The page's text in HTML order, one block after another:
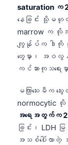
saturation က
နေခြင်း သို့မဟု
marrow က လို
ကျွန်ုပ်က ဒါကို ကူး
တွေမှာ၊ အဝလွ
ကင်ဆာကုသရေး
မကြာသေးမီက
normocytic
အရေအတွက်က
ခြင်း၊ LDH
အသစ်ပေါ်လာတဲ့
Čeština
ქართული
Русский
Lietuvių
Polski
한국어
Magyar
Shqip